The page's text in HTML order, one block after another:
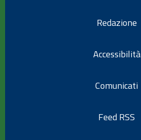
Redazione
Accessibilità
Comunicati
Feed RSS